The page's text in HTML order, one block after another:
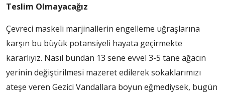
Teslim Olmayacağız
Çevreci maskeli marjinallerin engelleme uğraşlarına
karşın bu büyük potansiyeli hayata geçirmekte
kararlıyız. Nasıl bundan 13 sene evvel 3-5 tane ağacın
yerinin değiştirilmesi mazeret edilerek sokaklarımızı
ateşe veren Gezici Vandallara boyun eğmediysek, bugün